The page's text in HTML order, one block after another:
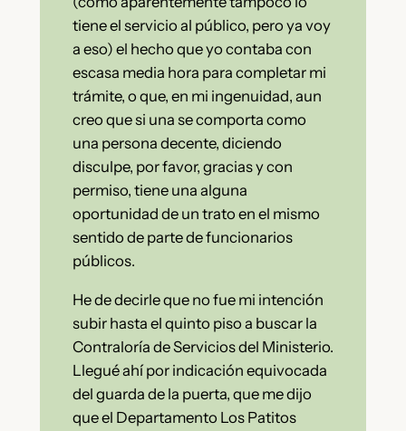
tiene el servicio al público, pero ya voy
a eso) el hecho que yo contaba con
escasa media hora para completar mi
trámite, o que, en mi ingenuidad, aun
creo que si una se comporta como
una persona decente, diciendo
disculpe, por favor, gracias y con
permiso, tiene una alguna
oportunidad de un trato en el mismo
sentido de parte de funcionarios
públicos.
He de decirle que no fue mi intención
subir hasta el quinto piso a buscar la
Contraloría de Servicios del Ministerio.
Llegué ahí por indicación equivocada
del guarda de la puerta, que me dijo
que el Departamento Los Patitos